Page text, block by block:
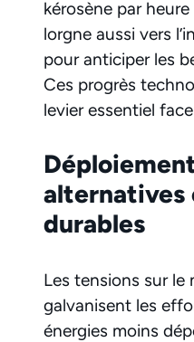
kérosène par
lorgne aussi vers
pour anticiper les
Ces progrès
levier essentiel
alternatives
durables
Les tensions sur le
galvanisent les
énergies moins